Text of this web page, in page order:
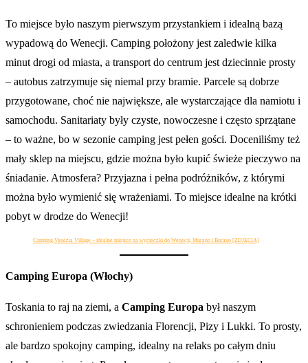
To miejsce było naszym pierwszym przystankiem i idealną bazą
wypadową do Wenecji. Camping położony jest zaledwie kilka
minut drogi od miasta, a transport do centrum jest dziecinnie prosty
– autobus zatrzymuje się niemal przy bramie. Parcele są dobrze
przygotowane, choć nie największe, ale wystarczające dla namiotu i
samochodu. Sanitariaty były czyste, nowoczesne i często sprzątane
– to ważne, bo w sezonie camping jest pełen gości. Doceniliśmy też
mały sklep na miejscu, gdzie można było kupić świeże pieczywo na
śniadanie. Atmosfera? Przyjazna i pełna podróżników, z którymi
można było wymienić się wrażeniami. To miejsce idealne na krótki
pobyt w drodze do Wenecji!
Camping Venezia Village – idealne miejsce na wycieczki do Wenecji, Murano i Burano [ZDJĘCIA]
Camping Europa (Włochy)
Toskania to raj na ziemi, a Camping Europa był naszym
schronieniem podczas zwiedzania Florencji, Pizy i Lukki. To prosty,
ale bardzo spokojny camping, idealny na relaks po całym dniu